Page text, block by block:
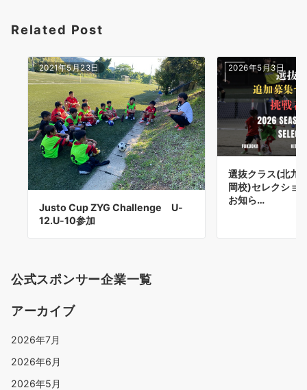
ン
Related Post
2021年5月23日
Justo Cup ZYG Challenge U-
12.U-10参加
2026年5月3日
選抜クラス(北九
岡校)セレクショ
お知ら…
公式スポンサー企業一覧
アーカイブ
2026年7月
2026年6月
2026年5月